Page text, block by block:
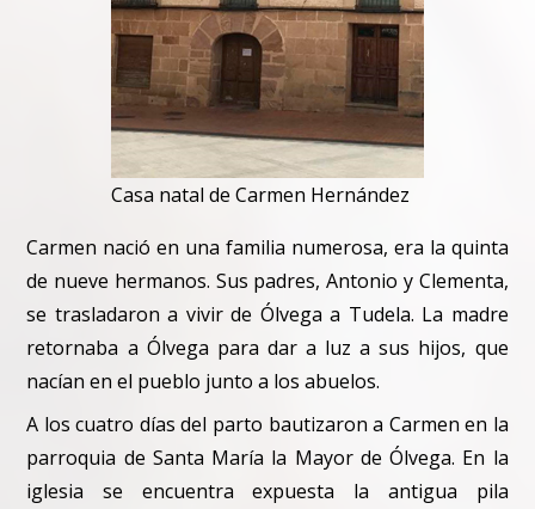
Casa natal de Carmen Hernández
Carmen nació en una familia numerosa, era la quinta
de nueve hermanos. Sus padres, Antonio y Clementa,
se trasladaron a vivir de Ólvega a Tudela. La madre
retornaba a Ólvega para dar a luz a sus hijos, que
nacían en el pueblo junto a los abuelos.
A los cuatro días del parto bautizaron a Carmen en la
parroquia de Santa María la Mayor de Ólvega. En la
iglesia se encuentra expuesta la antigua pila